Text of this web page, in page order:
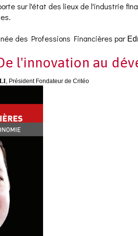
sur l'état des lieux de l'industrie
des Professions Financières par
l'innovation au
, Président Fondateur de Critéo